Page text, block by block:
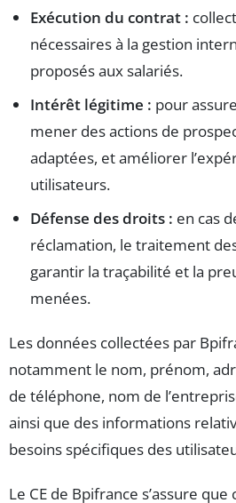
Exécution du contrat :
nécessaires à la gestion
proposés aux salariés.
Intérêt légitime : pour
mener des actions de
adaptées, et améliorer
utilisateurs.
Défense des droits : en cas
réclamation, le traitement
garantir la traçabilité et la
menées.
Les données collectées par
notamment le nom, prénom,
de téléphone, nom de
ainsi que des informations
besoins spécifiques des
Le CE de Bpifrance s’assure